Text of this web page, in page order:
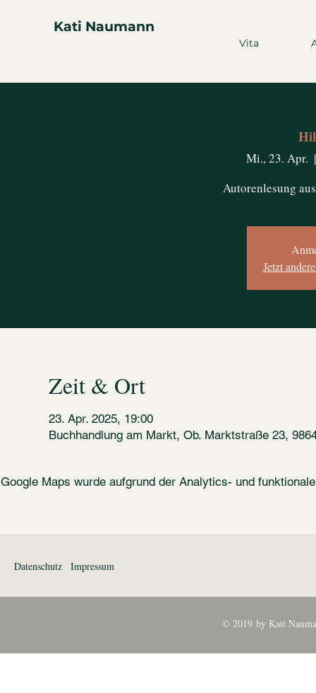
Kati Naumann
Vita
Mi., 23. Apr.
Autorenlesung
Jetzt
Zeit & Ort
23. Apr. 2025, 19:00
Buchhandlung am Markt, Ob. Marktstraße 23,
Google Maps wurde aufgrund der Analytics- und
Datenschutz Impressum
© 2019 by Kati